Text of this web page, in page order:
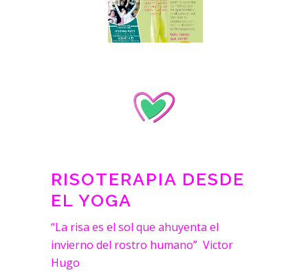
RISOTERAPIA DESDE
EL YOGA
“La risa es el sol que ahuyenta el
invierno del rostro humano” Victor
Hugo